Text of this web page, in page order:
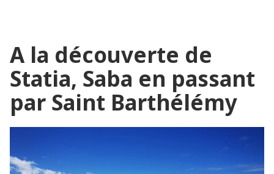
Saint
Martin
et
Saint-
Barthélémy
A la découverte de
Statia, Saba en passant
par Saint Barthélémy